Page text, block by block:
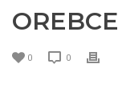
OREBCE
0 0